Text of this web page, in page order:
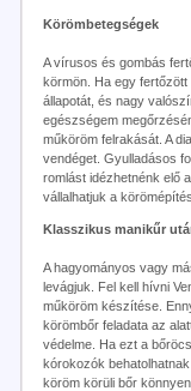
Körömbetegségek
A vírusos és gombás
körmön. Ha egy
állapotát, és nagy
egészségem
műköröm felrakását. A
vendéget. Gyulladásos
romlást idézhetnénk elő
vállalhatjuk a
Klasszikus manikűr
A hagyományos vagy
levágjuk. Fel kell hívni
műköröm készítése.
körömbőr feladata az
védelme. Ha ezt a
kórokozók
köröm körüli bőr